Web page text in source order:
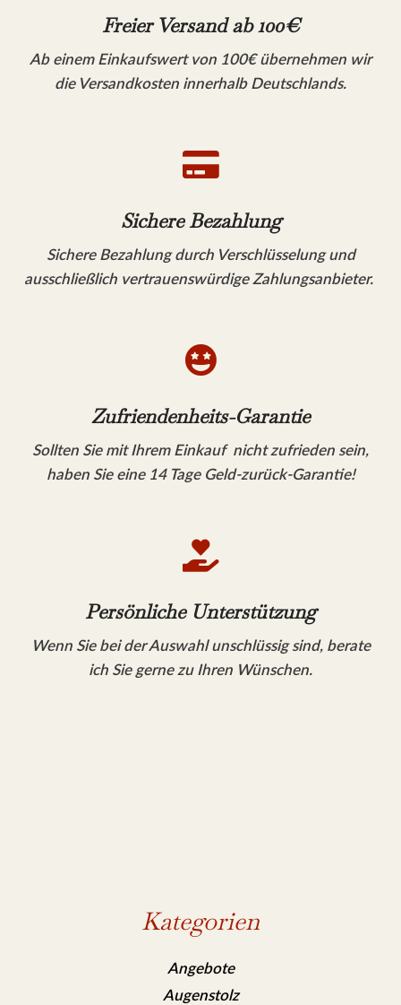
Freier Versand ab 100€
Ab einem Einkaufswert von 100€ übernehmen wir
die Versandkosten innerhalb Deutschlands.

Sichere Bezahlung
Sichere Bezahlung durch Verschlüsselung und
ausschließlich vertrauenswürdige Zahlungsanbieter.

Zufriendenheits-Garantie
Sollten Sie mit Ihrem Einkauf nicht zufrieden sein,
haben Sie eine 14 Tage Geld-zurück-Garantie!

Persönliche Unterstützung
Wenn Sie bei der Auswahl unschlüssig sind, berate
ich Sie gerne zu Ihren Wünschen.
Kategorien
Angebote
Augenstolz